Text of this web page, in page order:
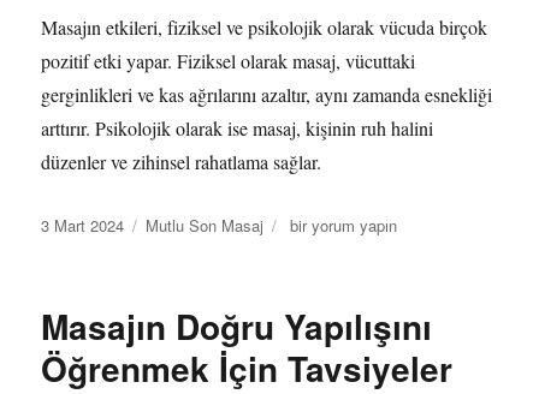
Masajın etkileri, fiziksel ve psikolojik olarak vücuda birçok
pozitif etki yapar. Fiziksel olarak masaj, vücuttaki
gerginlikleri ve kas ağrılarını azaltır, aynı zamanda esnekliği
arttırır. Psikolojik olarak ise masaj, kişinin ruh halini
düzenler ve zihinsel rahatlama sağlar.
Yayın
3 Mart 2024 Kategoriler
Mutlu Son Masaj
Masaj
Yöntemleri
bir yorum yapın
Masajın Doğru Yapılışını
Öğrenmek İçin Tavsiyeler